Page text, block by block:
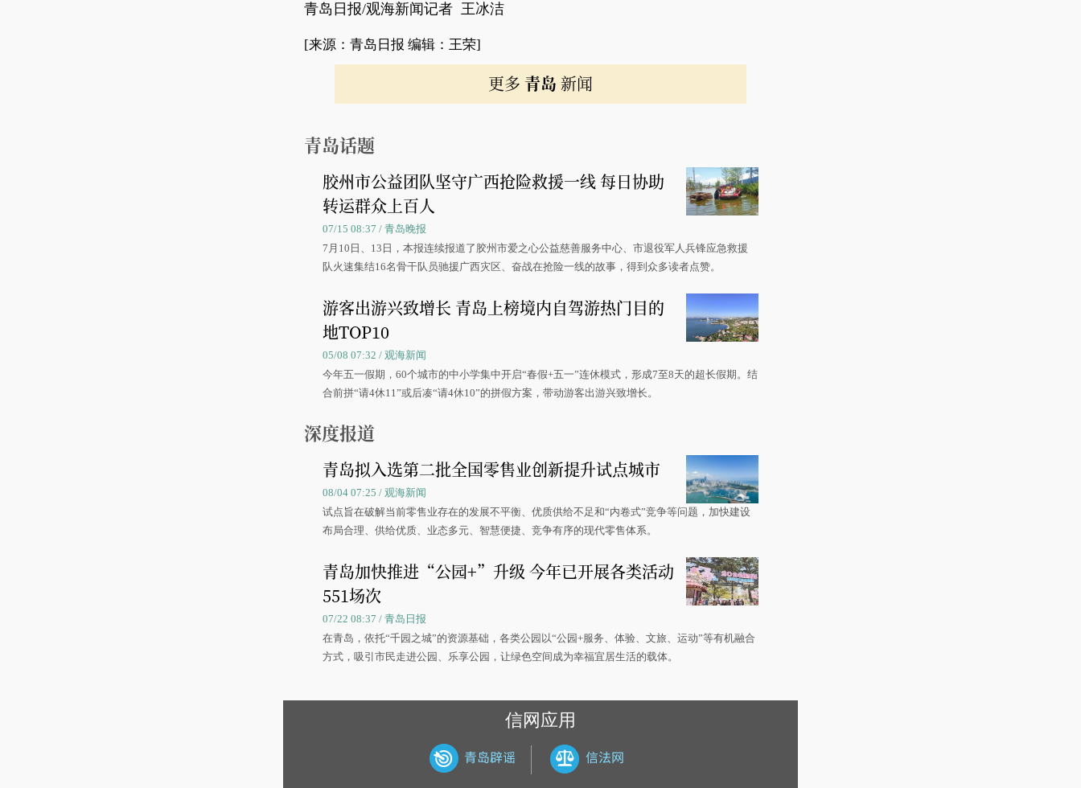
青岛日报/观海新闻记者 王冰洁
[来源：青岛日报 编辑：王荣]
更多 青岛 新闻
青岛话题
胶州市公益团队坚守广西抢险救援一线 每日协助
转运群众上百人
07/15 08:37 / 青岛晚报
7月10日、13日，本报连续报道了胶州市爱之心公益慈善服务中心、市退役军人兵锋应急救援
队火速集结16名骨干队员驰援广西灾区、奋战在抢险一线的故事，得到众多读者点赞。
游客出游兴致增长 青岛上榜境内自驾游热门目的
地TOP10
05/08 07:32 / 观海新闻
今年五一假期，60个城市的中小学集中开启“春假+五一”连休模式，形成7至8天的超长假期。结
合前拼“请4休11”或后凑“请4休10”的拼假方案，带动游客出游兴致增长。
深度报道
青岛拟入选第二批全国零售业创新提升试点城市
08/04 07:25 / 观海新闻
试点旨在破解当前零售业存在的发展不平衡、优质供给不足和“内卷式”竞争等问题，加快建设
布局合理、供给优质、业态多元、智慧便捷、竞争有序的现代零售体系。
青岛加快推进“公园+”升级 今年已开展各类活动
551场次
07/22 08:37 / 青岛日报
在青岛，依托“千园之城”的资源基础，各类公园以“公园+服务、体验、文旅、运动”等有机融合
方式，吸引市民走进公园、乐享公园，让绿色空间成为幸福宜居生活的载体。
信网应用